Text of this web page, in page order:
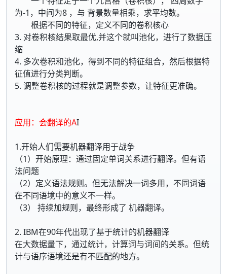
为-1，中间为8 ，与 背景数量相乘，求平均数。
根据不同的特征，定义不同的卷积核心
3. 对卷积核结果取最优,并这个就叫池化，进行了数据压
缩
4. 多次卷积和池化，得到不同的特征组合，然后根据特
征值进行分类判断。
5. 调整卷积核的过程就是调整参数，让特征更准确。
应用：会翻译的AI
1.开始人们需要机器翻译用于战争
（1）开始原理：通过固定单词关系进行翻译。但有语
法问题
（2）定义语法规则。但无法解决一词多用，不同词语
在不同语境中的意义不一样。
（3） 持续加规则，最终形成了 机器翻译。
2. IBM在90年代出现了基于统计的机器翻译
在大数据量下，通过统计，计算词与词间的关系。但统
计与语序语境还是有不匹配的地方。